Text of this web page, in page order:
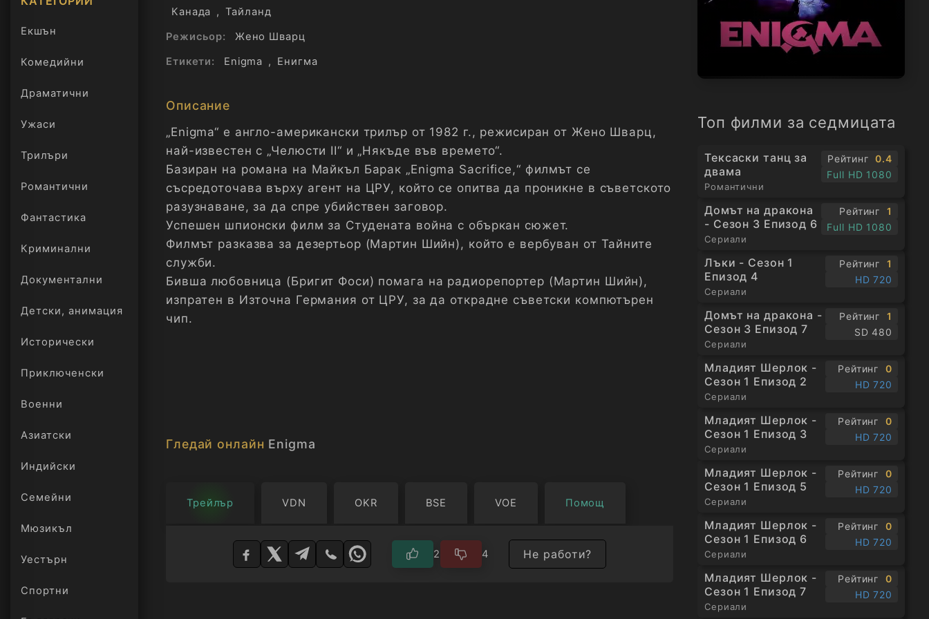
Екшън
Комедийни
Драматични
Ужаси
Трилъри
онлайн
Романтични
Фантастика
Криминални
Документални
Детски, анимация
Исторически
Приключенски
Военни
Азиатски
Индийски
Семейни
Мюзикъл
Уестърн
Спортни
Топ филми за седмицата
Тексаски танц за
двама
Романтични
Рейтинг
0.4
Full HD 1080
Домът на дракона
- Сезон 3 Епизод 6
Сериали
Рейтинг
1
Full HD 1080
Лъки - Сезон 1
Епизод 4
Сериали
Рейтинг
1
HD 720
Домът на дракона -
Сезон 3 Епизод 7
Сериали
Рейтинг
1
SD 480
Младият Шерлок -
Сезон 1 Епизод 2
Сериали
Рейтинг
0
HD 720
Младият Шерлок -
Сезон 1 Епизод 3
Сериали
Рейтинг
0
HD 720
Младият Шерлок -
Сезон 1 Епизод 5
Сериали
Рейтинг
0
HD 720
Младият Шерлок -
Сезон 1 Епизод 6
Сериали
Рейтинг
0
HD 720
Младият Шерлок -
Сезон 1 Епизод 7
Сериали
Рейтинг
0
HD 720
Канада , Тайланд
Режисьор:
Жено Шварц
Етикети:
Enigma , Енигма
Описание
„Enigma“ е англо-американски трилър от 1982 г., режисиран от Жено Шварц,
най-известен с „Челюсти II“ и „Някъде във времето“.
Базиран на романа на Майкъл Барак „Enigma Sacrifice,“ филмът се
съсредоточава върху агент на ЦРУ, който се опитва да проникне в съветското
разузнаване, за да спре убийствен заговор.
Успешен шпионски филм за Студената война с объркан сюжет.
Филмът разказва за дезертьор (Мартин Шийн), който е вербуван от Тайните
служби.
Бивша любовница (Бригит Фоси) помага на радиорепортер (Мартин Шийн),
изпратен в Източна Германия от ЦРУ, за да открадне съветски компютърен
чип.
Гледай онлайн Enigma
Трейлър VDN OKR BSE VOE Помощ
2 4 Не работи?